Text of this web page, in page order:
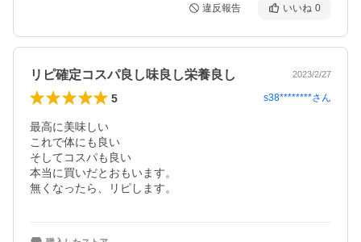
違反報告 いいね 0
リピ確定コスパ良し味良し栄養良し 2023/2/27
5 s38********さん
最高に美味しい
これで体にも良い
そしてコスパも良い
本当に買いだとおもいます。
無くなったら、リピします。